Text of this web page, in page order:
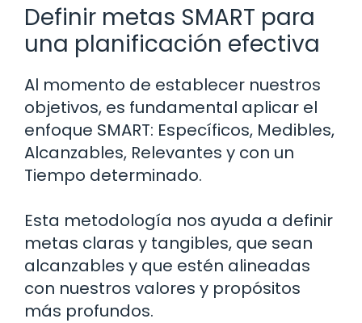
Definir metas SMART para
una planificación efectiva
Al momento de establecer nuestros
objetivos, es fundamental aplicar el
enfoque SMART: Específicos, Medibles,
Alcanzables, Relevantes y con un
Tiempo determinado.
Esta metodología nos ayuda a definir
metas claras y tangibles, que sean
alcanzables y que estén alineadas
con nuestros valores y propósitos
más profundos.